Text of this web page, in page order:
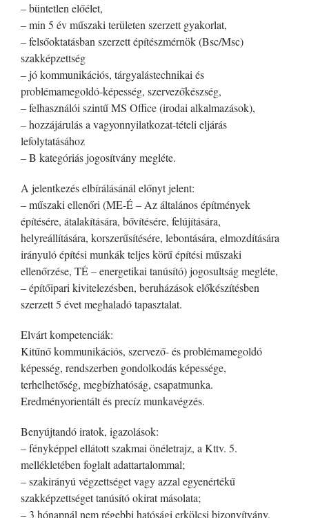
– büntetlen előélet,
– min 5 év műszaki területen szerzett gyakorlat,
– felsőoktatásban szerzett építészmérnök (Bsc/Msc)
szakképzettség
– jó kommunikációs, tárgyalástechnikai és
problémamegoldó-képesség, szervezőkészség,
– felhasználói szintű MS Office (irodai alkalmazások),
– hozzájárulás a vagyonnyilatkozat-tételi eljárás
lefolytatásához
– B kategóriás jogosítvány megléte.
A jelentkezés elbírálásánál előnyt jelent:
– műszaki ellenőri (ME-É – Az általános építmények
építésére, átalakítására, bővítésére, felújítására,
helyreállítására, korszerűsítésére, lebontására, elmozdítására
irányuló építési munkák teljes körű építési műszaki
ellenőrzése, TÉ – energetikai tanúsító) jogosultság megléte,
– építőipari kivitelezésben, beruházások előkészítésben
szerzett 5 évet meghaladó tapasztalat.
Elvárt kompetenciák:
Kitűnő kommunikációs, szervező- és problémamegoldó
képesség, rendszerben gondolkodás képessége,
terhelhetőség, megbízhatóság, csapatmunka.
Eredményorientált és precíz munkavégzés.
Benyújtandó iratok, igazolások:
– fényképpel ellátott szakmai önéletrajz, a Kttv. 5.
mellékletében foglalt adattartalommal;
– szakirányú végzettséget vagy azzal egyenértékű
szakképzettséget tanúsító okirat másolata;
– 3 hónapnál nem régebbi hatósági erkölcsi bizonyítvány,